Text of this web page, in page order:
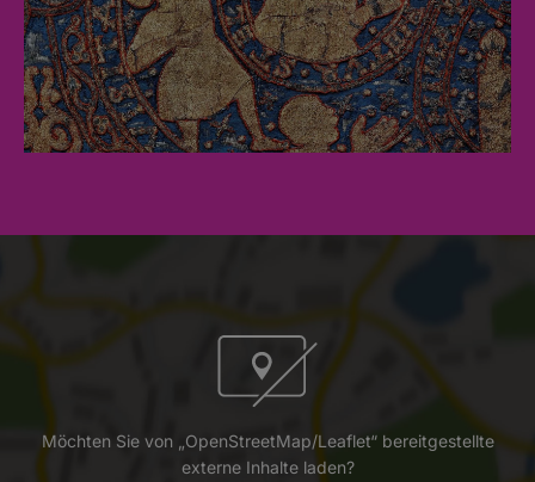
Möchten Sie von „OpenStreetMap/Leaflet“ bereitgestellte
externe Inhalte laden?